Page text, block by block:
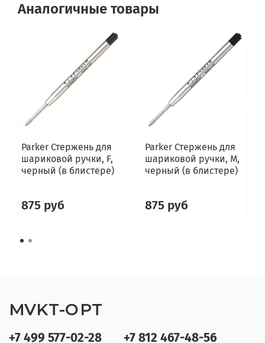
Аналогичные товары
Parker Стержень для
шариковой ручки, F,
черный (в блистере)
875 руб
Parker Стержень для
шариковой ручки, M,
черный (в блистере)
875 руб
+7 499 577-02-28 +7 812 467-48-56
MVKT-OPT